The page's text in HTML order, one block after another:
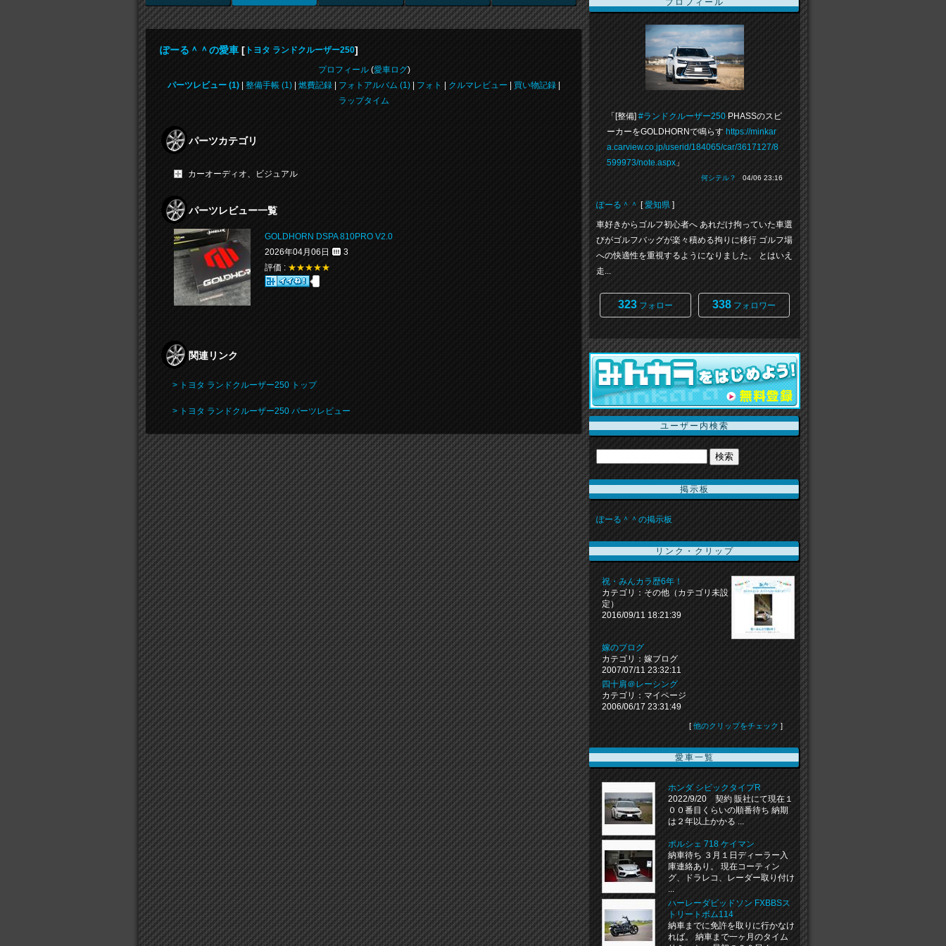
ぽーる＾＾の愛車 [ トヨタ ランドクルーザー250]
プロフィール(愛車ログ)
パーツレビュー (1)
整備手帳 (1) 燃費記録 フォトアルバム (1) フォト クルマレビュー 買い物記録
ラップタイム
パーツカテゴリ
カーオーディオ、ビジュアル
パーツレビュー一覧
GOLDHORN DSPA 810PRO V2.0
2026年04月06日
3
評価 : ★★★★★
関連リンク
> トヨタ ランドクルーザー250 トップ
> トヨタ ランドクルーザー250 パーツレビュー
プロフィール
「[整備] #ランドクルーザー250 PHASSのスピ
ーカーをGOLDHORNで鳴らす https://minkar
a.carview.co.jp/userid/184065/car/3617127/8
599973/note.aspx」
何シテル？ 04/06 23:16
ぽーる＾＾ [愛知県]
車好きからゴルフ初心者へ あれだけ拘っていた車選
びがゴルフバッグが楽々積める拘りに移行 ゴルフ場
への快適性を重視するようになりました。 とはいえ
走...
323フォロー 338フォロワー
ユーザー内検索
掲示板
ぽーる＾＾の掲示板
リンク・クリップ
祝・みんカラ歴6年！
カテゴリ：その他（カテゴリ未設
定）
2016/09/11 18:21:39
嫁のブログ
カテゴリ：嫁ブログ
2007/07/11 23:32:11
四十肩＠レーシング
カテゴリ：マイページ
2006/06/17 23:31:49
[ 他のクリップをチェック ]
愛車一覧
ホンダ シビックタイプR
2022/9/20 契約 販社にて現在１
００番目くらいの順番待ち 納期
は２年以上かかる ...
ポルシェ 718 ケイマン
納車待ち ３月１日ディーラー入
庫連絡あり。 現在コーティン
グ、ドラレコ、レーダー取り付け
...
ハーレーダビッドソン FXBBSス
トリートボム114
納車までに免許を取りに行かなけ
れば。 納車まで一ヶ月のタイム